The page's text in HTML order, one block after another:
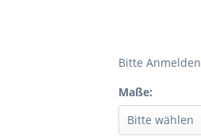
Bitte Anmelden
Maße: